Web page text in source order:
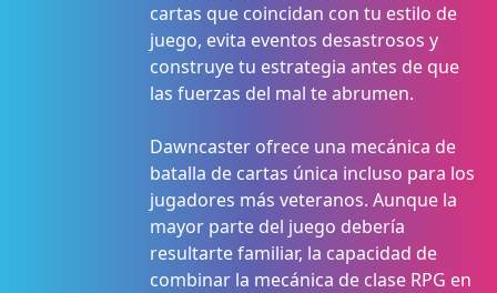
cartas que coincidan con tu estilo de
juego, evita eventos desastrosos y
construye tu estrategia antes de que
las fuerzas del mal te abrumen.
Dawncaster ofrece una mecánica de
batalla de cartas única incluso para los
jugadores más veteranos. Aunque la
mayor parte del juego debería
resultarte familiar, la capacidad de
combinar la mecánica de clase RPG en